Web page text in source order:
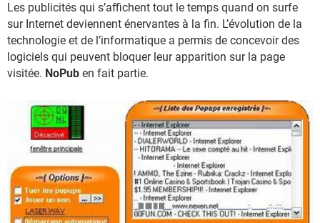
Les publicités qui s’affichent tout le temps quand on surfe
sur Internet deviennent énervantes à la fin. L’évolution de la
technologie et de l’informatique a permis de concevoir des
logiciels qui peuvent bloquer leur apparition sur la page
visitée. NoPub en fait partie.